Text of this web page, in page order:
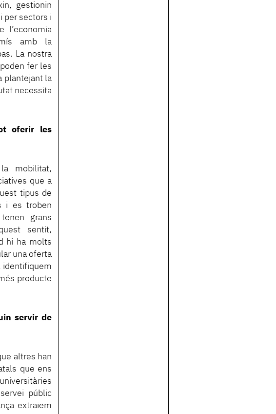
gestionin
per sectors i
l’economia
amb la
La nostra
fer les
plantejant la
necessita
oferir les
mobilitat,
que a
tipus de
i es troben
grans
sentit,
hi ha molts
una oferta
identifiquem
producte
servir de
altres han
que ens
públic
extraiem